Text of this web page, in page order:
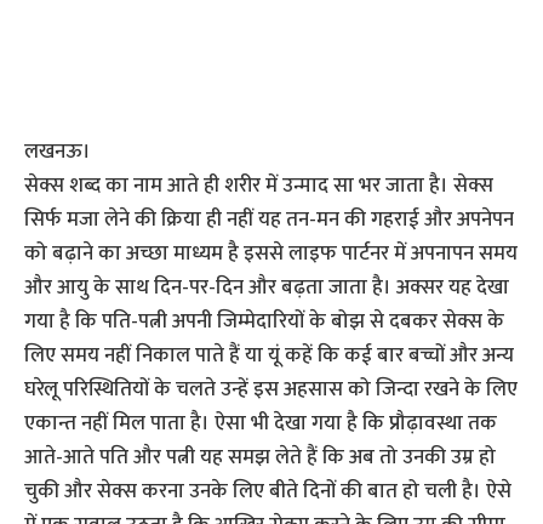
लखनऊ।
सेक्स शब्द का नाम आते ही शरीर में उन्माद सा भर जाता है। सेक्स
सिर्फ मजा लेने की क्रिया ही नहीं यह तन-मन की गहराई और अपनेपन
को बढ़ाने का अच्छा माध्यम है इससे लाइफ पार्टनर में अपनापन समय
और आयु के साथ दिन-पर-दिन और बढ़ता जाता है। अक्सर यह देखा
गया है कि पति-पत्नी अपनी जिम्मेदारियों के बोझ से दबकर सेक्स के
लिए समय नहीं निकाल पाते हैं या यूं कहें कि कई बार बच्चों और अन्य
घरेलू परिस्थितियों के चलते उन्हें इस अहसास को जिन्दा रखने के लिए
एकान्त नहीं मिल पाता है। ऐसा भी देखा गया है कि प्रौढ़ावस्था तक
आते-आते पति और पत्नी यह समझ लेते हैं कि अब तो उनकी उम्र हो
चुकी और सेक्स करना उनके लिए बीते दिनों की बात हो चली है। ऐसे